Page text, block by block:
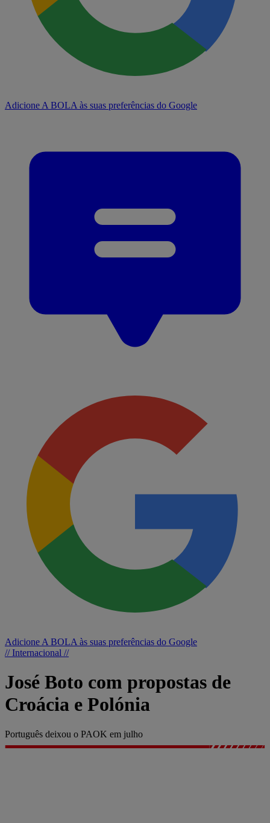
Adicione A BOLA às suas preferências do Google
Adicione A BOLA às suas preferências do Google
// Internacional //
José Boto com propostas de
Croácia e Polónia
Português deixou o PAOK em julho